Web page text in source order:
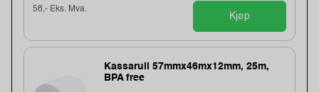
58,- Eks. Mva.
Kjøp
Kassarull 57mmx46mx12mm, 25m,
BPA free